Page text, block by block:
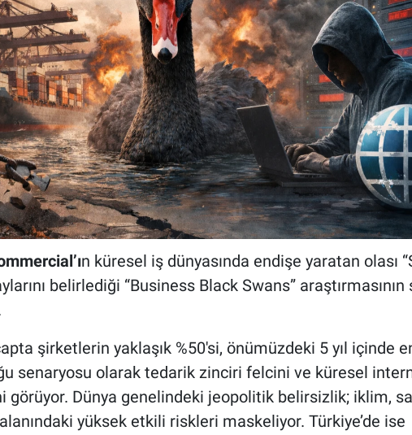
n küresel iş dünyasında endişe yaratan olası
belirlediği “Business Black Swans” araştırmasının
şirketlerin yaklaşık %50'si, önümüzdeki 5 yıl içinde
senaryosu olarak tedarik zinciri felcini ve küresel
görüyor. Dünya genelindeki jeopolitik belirsizlik; iklim,
yüksek etkili riskleri maskeliyor. Türkiye’de ise